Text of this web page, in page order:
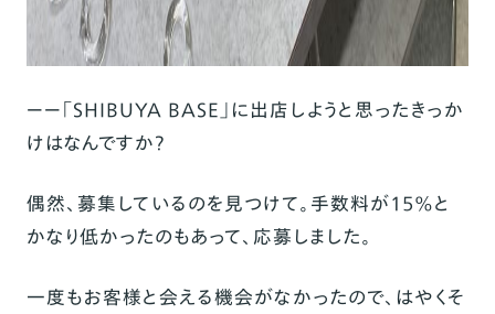
ーー「SHIBUYA BASE」に出店しようと思ったきっか
けはなんですか？
偶然、募集しているのを見つけて。手数料が15％と
かなり低かったのもあって、応募しました。
一度もお客様と会える機会がなかったので、はやくそ